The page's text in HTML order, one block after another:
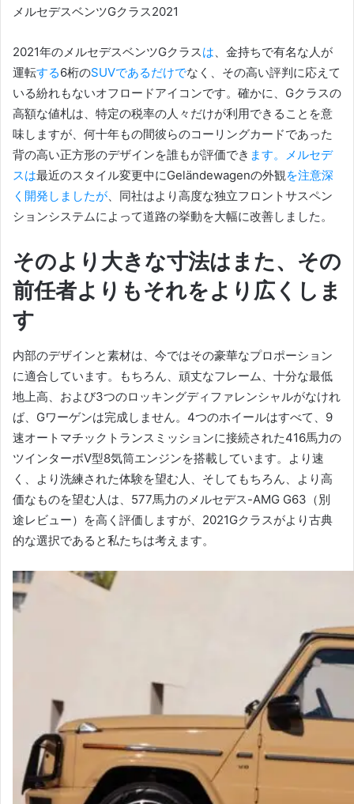
メルセデスベンツGクラス2021
2021年のメルセデスベンツGクラスは、金持ちで有名な人が
運転する6桁のSUVであるだけでなく、その高い評判に応えて
いる紛れもないオフロードアイコンです。 確かに、Gクラスの
高額な値札は、特定の税率の人々だけが利用できることを意
味しますが、何十年もの間彼らのコーリングカードであった
背の高い正方形のデザインを誰もが評価でき ます。
メルセデ
スは最近のスタイル変更中にGeländewagenの外観を注意深
く開発しましたが、同社はより高度な独立フロントサスペン
ションシステムによって道路の挙動を大幅に改善しました。
そのより大きな寸法はまた、その
前任者よりもそれをより広くしま
す
内部のデザインと素材は、今ではその豪華なプロポーション
に適合しています。
もちろん、頑丈なフレーム、十分な最低
地上高、および3つのロッキングディファレンシャルがなけれ
ば、Gワーゲンは完成しません。 4つのホイールはすべて、9
速オートマチックトランスミッションに接続された416馬力の
ツインターボV型8気筒エンジンを搭載しています。
より速
く、より洗練された体験を望む人、そしてもちろん、より高
価なものを望む人は、577馬力のメルセデス-AMG G63（別
途レビュー）を高く評価しますが、2021Gクラスがより古典
的な選択であると私たちは考えます。